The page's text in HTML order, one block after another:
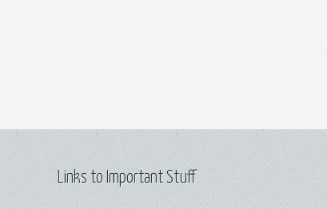
Links to Important Stuff